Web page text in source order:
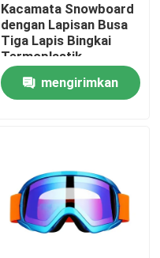
Kacamata Snowboard
dengan Lapisan Busa
Tiga Lapis Bingkai
Termoplastik
Poliuretan untuk
Perlindungan Tahan
Lama
mengirimkan